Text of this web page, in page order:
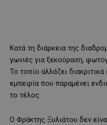
Κατά τη διάρκεια της
γωνιές για ξεκούραση,
Το τοπίο αλλάζει
εμπειρία που παραμένει
το τέλος.
Ο Φράκτης Ξυλιάτου δεν